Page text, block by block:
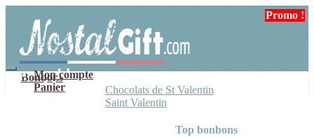
navigation
contenu
Mon compte
Panier
Bonbons
Chocolats de St Valentin
Saint Valentin
Top bonbons
Promo !
Promo !